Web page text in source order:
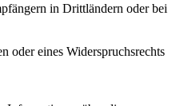
in Drittländern oder bei
oder eines Widerspruchsrechts